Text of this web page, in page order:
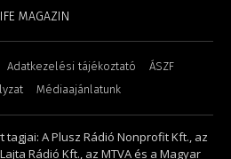
MAGAZIN
Adatkezelési tájékoztató
ÁSZF
Médiaajánlatunk
tagjai: A Plusz Rádió Nonprofit Kft., az
Rádió Kft., az MTVA és a Magyar